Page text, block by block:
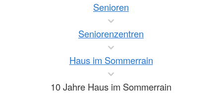
Senioren
Seniorenzentren
Haus im Sommerrain
10 Jahre Haus im Sommerrain